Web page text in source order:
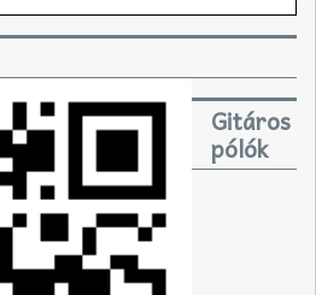
Gitáros
pólók